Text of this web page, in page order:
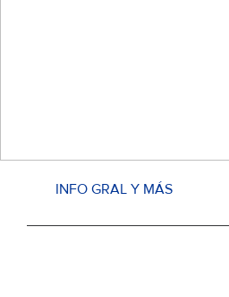
INFO GRAL Y MÁS